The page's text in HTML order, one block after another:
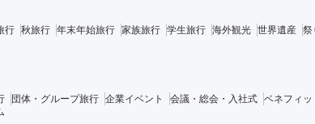
行 秋旅行 年末年始旅行 家族旅行 学生旅行 海外観光 世界遺産 祭
団体・グループ旅行 企業イベント 会議・総会・入社式 ベネフィッ